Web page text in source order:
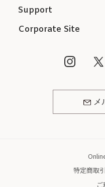
Support
Corporate Site
メ
特定商取